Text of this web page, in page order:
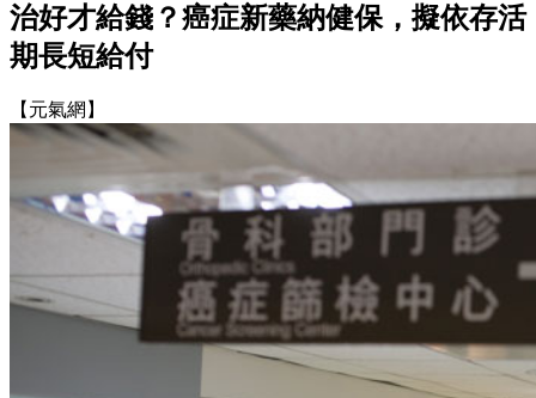
治好才給錢？癌症新藥納健保，擬依存活
期長短給付
【元氣網】